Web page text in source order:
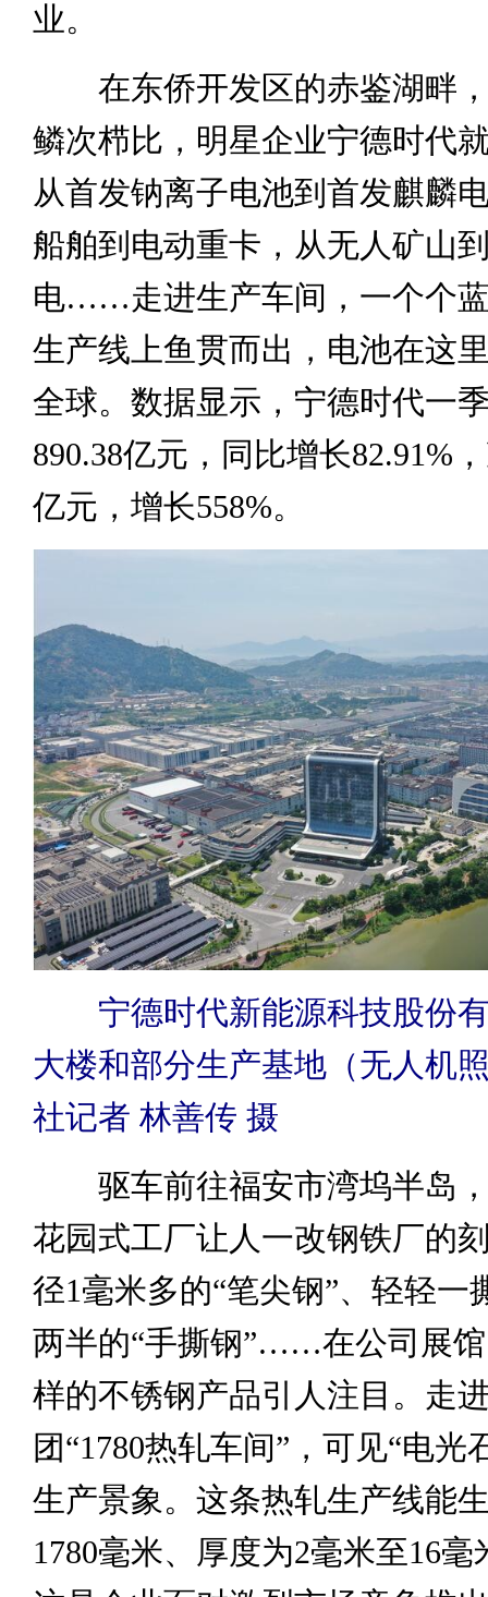
业。
在东侨开发区的赤鉴湖畔，
鳞次栉比，明星企业宁德时代
从首发钠离子电池到首发麒麟
船舶到电动重卡，从无人矿山
电……走进生产车间，一个个
生产线上鱼贯而出，电池在这
全球。数据显示，宁德时代一
890.38亿元，同比增长82.91%
亿元，增长558%。
宁德时代新能源科技股份有
大楼和部分生产基地（无人机
社记者 林善传 摄
驱车前往福安市湾坞半岛，
花园式工厂让人一改钢铁厂的
径1毫米多的“笔尖钢”、轻轻一
两半的“手撕钢”……在公司展
样的不锈钢产品引人注目。走
团“1780热轧车间”，可见“电光
生产景象。这条热轧生产线能
1780毫米、厚度为2毫米至16毫